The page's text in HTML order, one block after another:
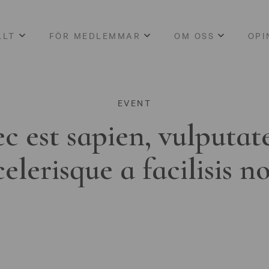
FÖR MEDLEMMAR OM OSS
EVENT
est sapien,
a facilisis